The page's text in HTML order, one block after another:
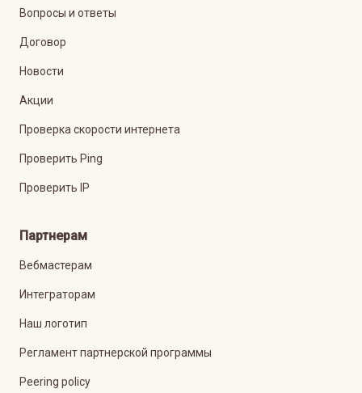
Вопросы и ответы
Договор
Новости
Акции
Проверка скорости интернета
Проверить Ping
Проверить IP
Партнерам
Вебмастерам
Интеграторам
Наш логотип
Регламент партнерской программы
Peering policy